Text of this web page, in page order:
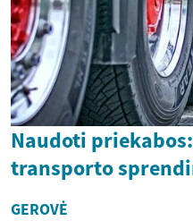
Naudoti
transporto
GEROVĖ